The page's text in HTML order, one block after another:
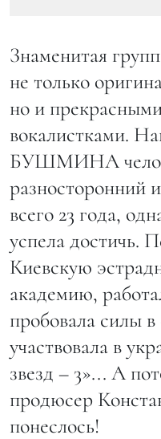
Знаменитая
не только
но и
вокалистками.
БУШМИНА
разносторонний
всего 23 года,
успела достичь.
Киевскую
академию,
пробовала силы
участвовала в
звезд – 3»... А
продюсер
понеслось!